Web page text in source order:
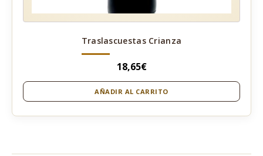
Traslascuestas Crianza
18,65€
AÑADIR AL CARRITO